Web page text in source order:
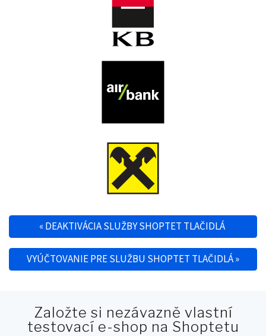
Post navigation
«DEAKTIVÁCIA SLUŽBY SHOPTET TLAČIDLÁ
VYÚČTOVANIE PRE SLUŽBU SHOPTET TLAČIDLÁ»
Založte si nezávazně vlastní
testovací e-shop na Shoptetu